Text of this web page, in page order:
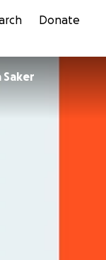
Donate
Saker